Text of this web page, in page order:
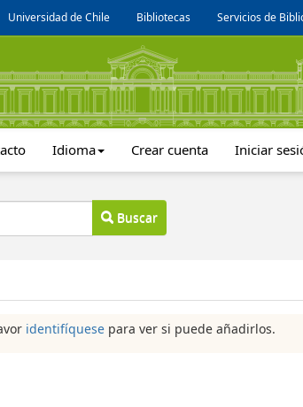
Universidad de Chile Bibliotecas Servicios de
Idioma Crear cuenta Iniciar
Buscar
identifíquese para ver si puede añadirlos.